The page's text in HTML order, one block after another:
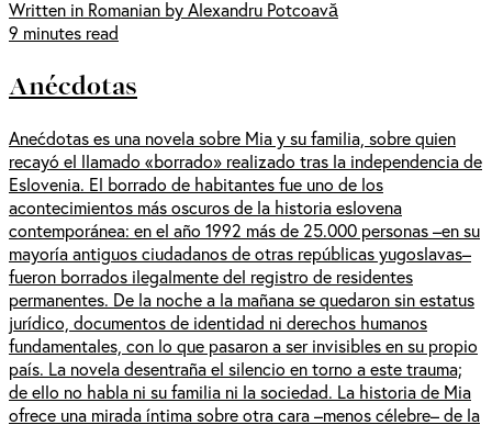
Written in Romanian by Alexandru Potcoavă
9 minutes read
Anécdotas
Anećdotas es una novela sobre Mia y su familia, sobre quien
recayó el llamado «borrado» realizado tras la independencia de
Eslovenia. El borrado de habitantes fue uno de los
acontecimientos más oscuros de la historia eslovena
contemporánea: en el año 1992 más de 25.000 personas –en su
mayoría antiguos ciudadanos de otras repúblicas yugoslavas–
fueron borrados ilegalmente del registro de residentes
permanentes. De la noche a la mañana se quedaron sin estatus
jurídico, documentos de identidad ni derechos humanos
fundamentales, con lo que pasaron a ser invisibles en su propio
país. La novela desentraña el silencio en torno a este trauma;
de ello no habla ni su familia ni la sociedad. La historia de Mia
ofrece una mirada íntima sobre otra cara –menos célebre– de la